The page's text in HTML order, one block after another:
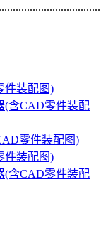
件装配图)
(含CAD零件装配
零件装配图)
件装配图)
(含CAD零件装配